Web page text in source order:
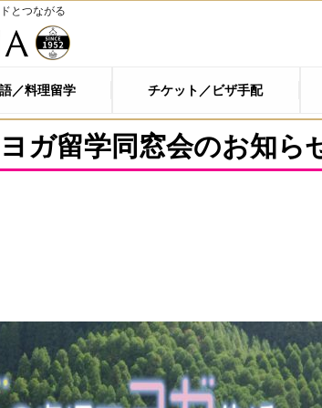
とつながる
／料理留学 チケット／ビザ手配
ガ留学同窓会のお知ら